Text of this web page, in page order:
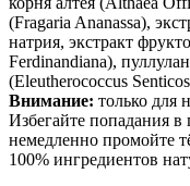
(Fragaria Ananassa),
натрия, экстракт
Ferdinandiana),
(Eleutherococcus
Внимание: только для
Избегайте попадания в
немедленно промойте
100% ингредиентов